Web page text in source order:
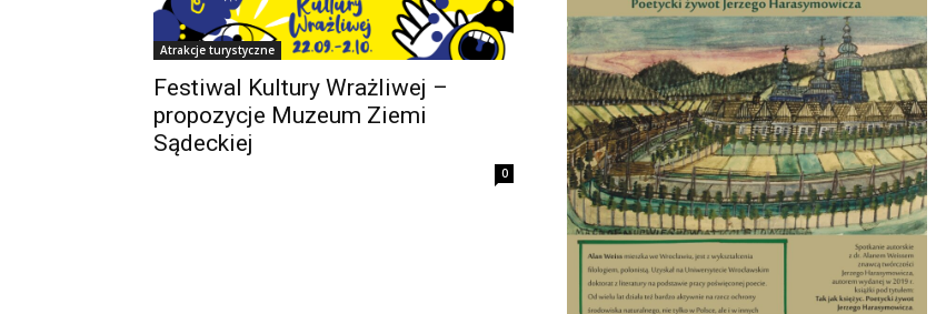
Atrakcje turystyczne
Festiwal Kultury Wrażliwej –
propozycje Muzeum Ziemi
Sądeckiej
0